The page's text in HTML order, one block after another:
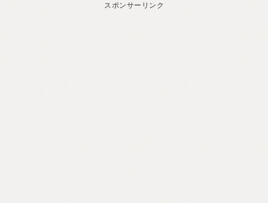
スポンサーリンク